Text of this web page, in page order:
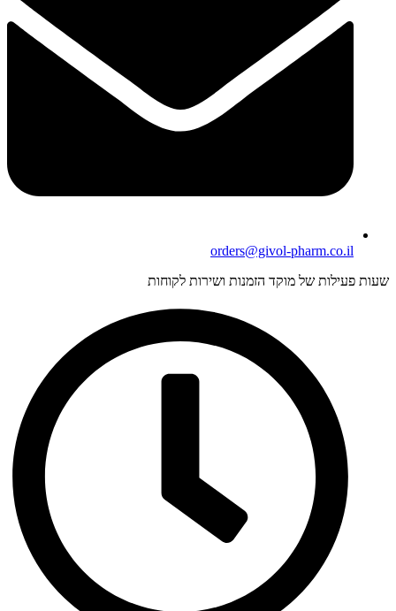
orders@givol-pharm.co.il
פעילות של מוקד הזמנות ושירות לקוחות